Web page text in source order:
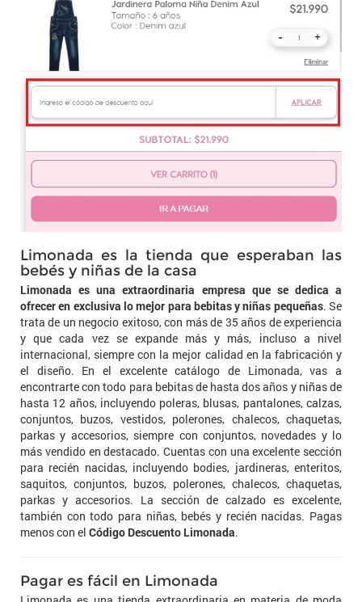
Limonada es la tienda que esperaban las
bebés y niñas de la casa
Limonada es una extraordinaria empresa que se dedica a
ofrecer en exclusiva lo mejor para bebitas y niñas pequeñas. Se
trata de un negocio exitoso, con más de 35 años de experiencia
y que cada vez se expande más y más, incluso a nivel
internacional, siempre con la mejor calidad en la fabricación y
el diseño. En el excelente catálogo de Limonada, vas a
encontrarte con todo para bebitas de hasta dos años y niñas de
hasta 12 años, incluyendo poleras, blusas, pantalones, calzas,
conjuntos, buzos, vestidos, polerones, chalecos, chaquetas,
parkas y accesorios, siempre con conjuntos, novedades y lo
más vendido en destacado. Cuentas con una excelente sección
para recién nacidas, incluyendo bodies, jardineras, enteritos,
saquitos, conjuntos, buzos, polerones, chalecos, chaquetas,
parkas y accesorios. La sección de calzado es excelente,
también con todo para niñas, bebés y recién nacidas. Pagas
menos con el Código Descuento Limonada.
Pagar es fácil en Limonada